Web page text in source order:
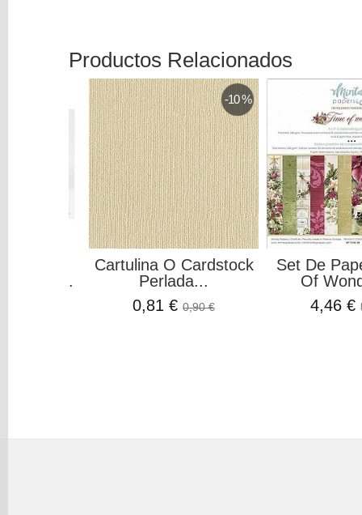
Productos Relacionados
We R...
-10 %
Cartulina O Cardstock
Perlada...
0,81 €0,90 €
Set De
Of
4,46 €